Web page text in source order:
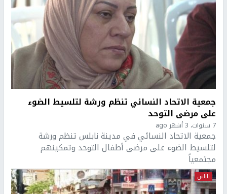
جمعية الاتحاد النسائي تنظم ورشة لتلسيط الضوء
على مرضى التوحد
7 سنوات، 3 أشهر ago
جمعية الاتحاد النسائي في مدينة نابلس تنظم ورشة
لتلسيط الضوء على مرضى أطفال التوحد وتمكينهم
مجتمعياً
نابلس